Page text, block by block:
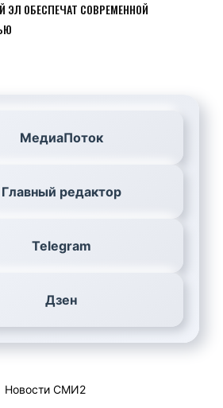
ЭЛ ОБЕСПЕЧАТ СОВРЕМЕННОЙ
МедиаПоток
Главный редактор
Telegram
Дзен
Новости СМИ2